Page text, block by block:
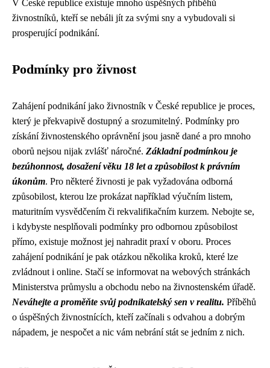
V České republice existuje mnoho úspěšných příběhů
živnostníků, kteří se nebáli jít za svými sny a vybudovali si
prosperující podnikání.
Podmínky pro živnost
Zahájení podnikání jako živnostník v České republice je proces,
který je překvapivě dostupný a srozumitelný. Podmínky pro
získání živnostenského oprávnění jsou jasně dané a pro mnoho
oborů nejsou nijak zvlášť náročné. Základní podmínkou je
bezúhonnost, dosažení věku 18 let a způsobilost k právním
úkonům. Pro některé živnosti je pak vyžadována odborná
způsobilost, kterou lze prokázat například výučním listem,
maturitním vysvědčením či rekvalifikačním kurzem. Nebojte se,
i kdybyste nesplňovali podmínky pro odbornou způsobilost
přímo, existuje možnost jej nahradit praxí v oboru. Proces
zahájení podnikání je pak otázkou několika kroků, které lze
zvládnout i online. Stačí se informovat na webových stránkách
Ministerstva průmyslu a obchodu nebo na živnostenském úřadě.
Neváhejte a proměňte svůj podnikatelský sen v realitu. Příběhů
o úspěšných živnostnících, kteří začínali s odvahou a dobrým
nápadem, je nespočet a nic vám nebrání stát se jedním z nich.